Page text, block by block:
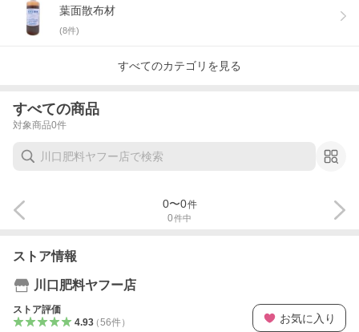
葉面散布材
(8件)
すべてのカテゴリを見る
すべての商品
対象商品0件
0件中
0〜0件
ストア情報
川口肥料ヤフー店
ストア評価
4.93（56件） お気に入り